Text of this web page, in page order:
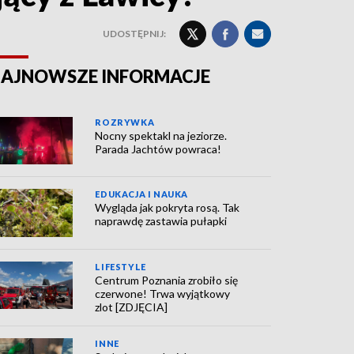
UDOSTĘPNIJ:
INFORMACJE
ROZRYWKA
Nocny spektakl na jeziorze.
Parada Jachtów powraca!
EDUKACJA I NAUKA
Wygląda jak pokryta rosą. Tak
naprawdę zastawia pułapki
LIFESTYLE
Centrum Poznania zrobiło się
czerwone! Trwa wyjątkowy
zlot [ZDJĘCIA]
INNE